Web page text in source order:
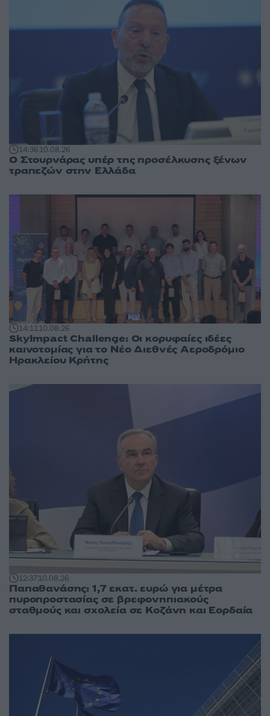
14:3610.08.26
Ο Στουρνάρας υπέρ της προσέλκυσης ξένων
τραπεζών στην Ελλάδα
14:1110.08.26
SkyImpact Challenge: Οι κορυφαίες ιδέες
καινοτομίας για το Νέο Διεθνές Αεροδρόμιο
Ηρακλείου Κρήτης
12:3710.08.26
Παπαθανάσης: 1,7 εκατ. ευρώ για μέτρα
πυροπροστασίας σε βρεφονηπιακούς
σταθμούς και σχολεία σε Κοζάνη και Εορδαία